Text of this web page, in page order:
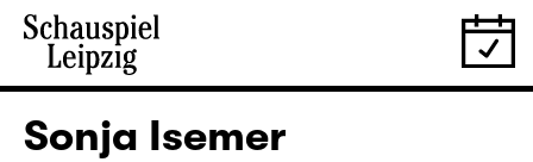
Sonja Isemer